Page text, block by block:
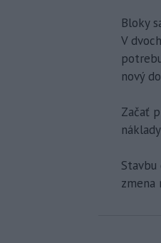
Bloky
V
nový
Začať
zmena